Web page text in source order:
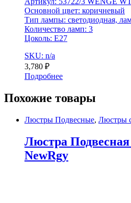
Основной цвет: коричневый
Тип лампы: светодиодная,
Количество ламп: 3
Цоколь: E27
SKU: n/a
3,780 ₽
Подробнее
Похожие товары
Люстры Подвесные, Люстры
Люстра
NewRgy